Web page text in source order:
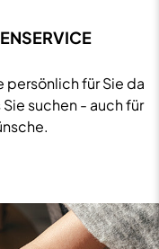
persönlich für Sie da
suchen - auch für